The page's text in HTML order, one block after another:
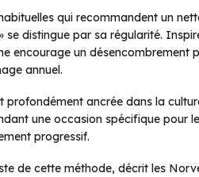
qui recommandent un
distingue par sa régularité.
encourage un
annuel.
ancrée dans la
une occasion spécifique pour
progressif.
de cette méthode, décrit les